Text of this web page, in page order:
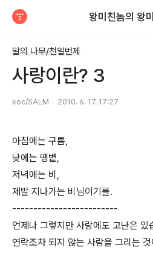
왕미친놈의 왕
말의 나무/천일번제
사랑이란? 3
koc/SALM 2010. 6. 17. 17:27
아침에는 구름,
낮에는 땡볕,
저녁에는 비,
제발 지나가는 비님이기를.
-------------------------
언제나 그렇지만 사랑에도 고난은 있
연락조차 되지 않는 사람을 그리는